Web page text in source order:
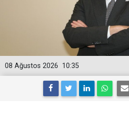
10:35
08 Ağustos 2026